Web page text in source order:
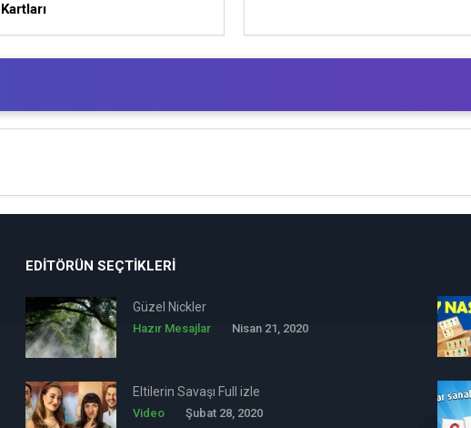
Kartları
EDITÖRÜN SEÇTIKLERI
Güzel Nickler
Hazır Mesajlar Nisan 21, 2020
Eltilerin Savaşı Full izle
Video Şubat 28, 2020